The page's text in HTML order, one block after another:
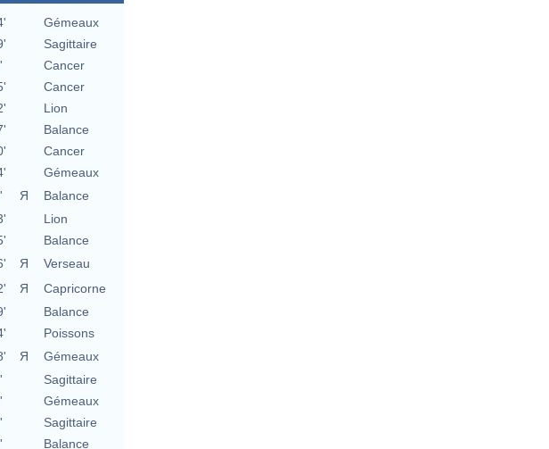
Gémeaux
Sagittaire
Cancer
Cancer
Lion
Balance
Cancer
Gémeaux
Я
Balance
Lion
Balance
Я
Verseau
Я
Capricorne
Balance
Poissons
Я
Gémeaux
Sagittaire
Gémeaux
Sagittaire
Balance